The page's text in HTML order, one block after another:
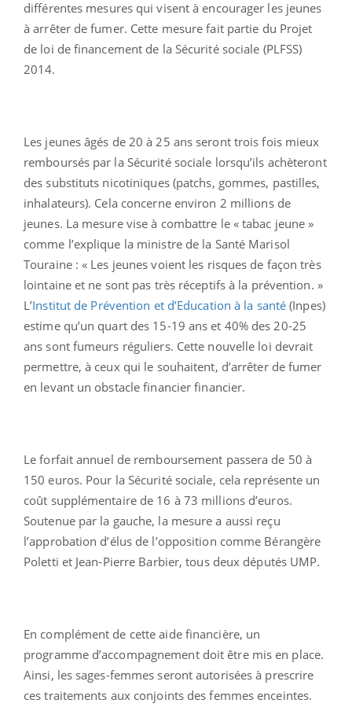
différentes mesures qui visent à encourager les jeunes
à arrêter de fumer. Cette mesure fait partie du Projet
de loi de financement de la Sécurité sociale (PLFSS)
2014.
Les jeunes âgés de 20 à 25 ans seront trois fois mieux
remboursés par la Sécurité sociale lorsqu’ils achèteront
des substituts nicotiniques (patchs, gommes, pastilles,
inhalateurs). Cela concerne environ 2 millions de
jeunes. La mesure vise à combattre le « tabac jeune »
comme l’explique la ministre de la Santé Marisol
Touraine : « Les jeunes voient les risques de façon très
lointaine et ne sont pas très réceptifs à la prévention. »
L’Institut de Prévention et d’Education à la santé (Inpes)
estime qu’un quart des 15-19 ans et 40% des 20-25
ans sont fumeurs réguliers. Cette nouvelle loi devrait
permettre, à ceux qui le souhaitent, d’arrêter de fumer
en levant un obstacle financier financier.
Le forfait annuel de remboursement passera de 50 à
150 euros. Pour la Sécurité sociale, cela représente un
coût supplémentaire de 16 à 73 millions d’euros.
Soutenue par la gauche, la mesure a aussi reçu
l’approbation d’élus de l’opposition comme Bérangère
Poletti et Jean-Pierre Barbier, tous deux députés UMP.
En complément de cette aide financière, un
programme d’accompagnement doit être mis en place.
Ainsi, les sages-femmes seront autorisées à prescrire
ces traitements aux conjoints des femmes enceintes.